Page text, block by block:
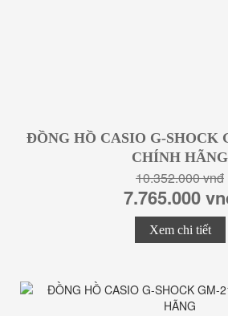
ĐỒNG HỒ CASIO G-SHOCK
CHÍNH HÃNG
10.352.000 vnđ
7.765.000
Xem chi tiết